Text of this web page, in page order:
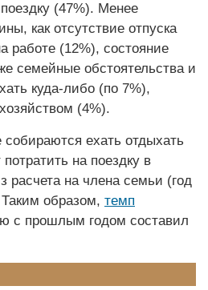
(47%). Менее
как отсутствие отпуска
работе (12%), состояние
семейные обстоя­тельства и
куда-либо (по 7%),
(4%).
ехать отдыхать
на поездку в
расчета на члена семьи (год
образом, темп
с прошлым годом составил